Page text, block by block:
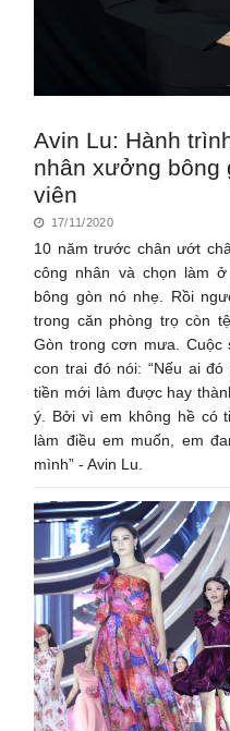
Avin Lu: Hành
nhân xưởng bông
viên
17/11/2020
10 năm trước chân ướt
công nhân và chọn làm
bông gòn nó nhẹ. Rồi
trong căn phòng trọ còn
Gòn trong cơn mưa.
con trai đó nói: “Nếu ai
tiền mới làm được hay
ý. Bởi vì em không hề có
làm điều em muốn, em
mình” - Avin Lu.